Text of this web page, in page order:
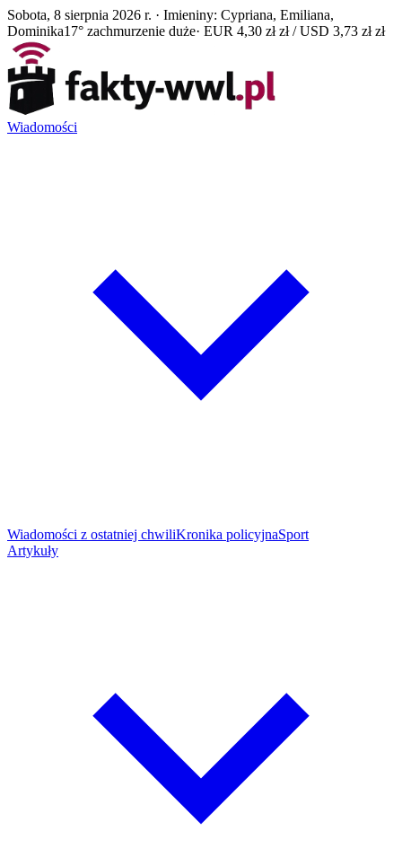
Sobota, 8 sierpnia 2026 r. · Imieniny: Cypriana, Emiliana,
Dominika17° zachmurzenie duże· EUR 4,30 zł zł / USD 3,73 zł zł
Wiadomości
Wiadomości z ostatniej chwiliKronika policyjnaSport
Artykuły